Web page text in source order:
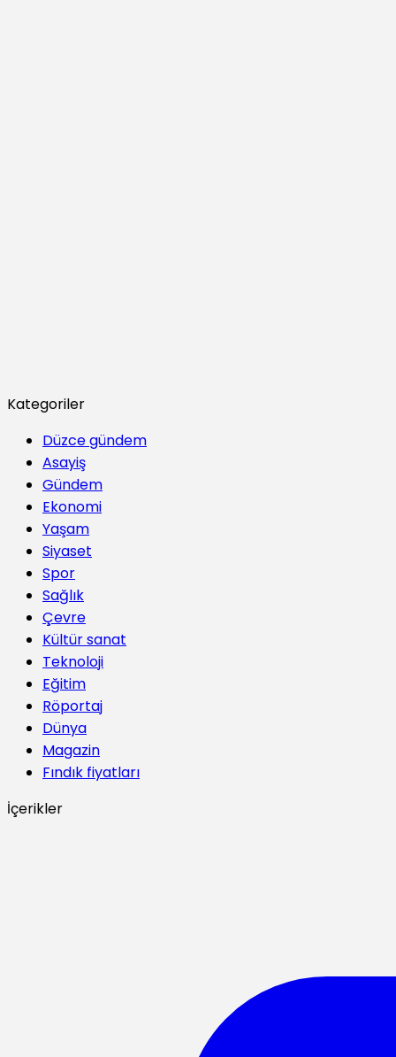
Kategoriler
Düzce gündem
Asayiş
Gündem
Ekonomi
Yaşam
Siyaset
Spor
Sağlık
Çevre
Kültür sanat
Teknoloji
Eğitim
Röportaj
Dünya
Magazin
Fındık fiyatları
İçerikler